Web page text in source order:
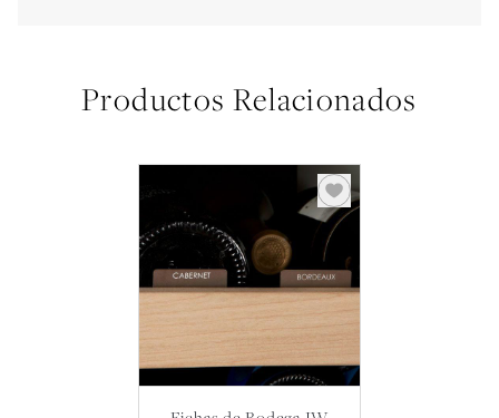
Productos Relacionados